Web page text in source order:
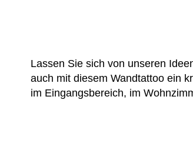
Lassen Sie sich von unseren
auch mit diesem Wandtattoo ein
im Eingangsbereich, im